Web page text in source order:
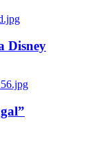
Disney